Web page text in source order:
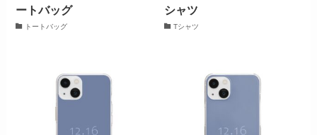
ートバッグ
トートバッグ
シャツ
Tシャツ